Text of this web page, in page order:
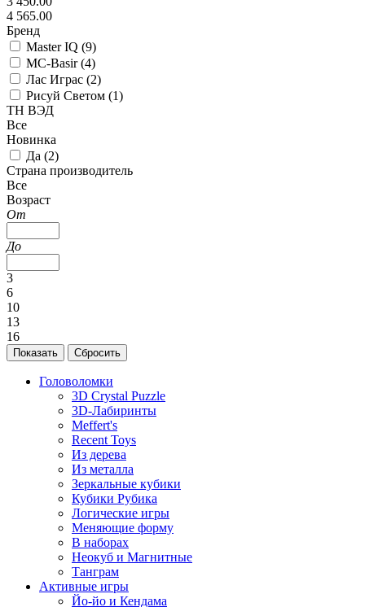
4 565.00
Бренд
Master IQ (9)
MC-Basir (4)
Лас Играс (2)
Рисуй Светом (1)
ТН ВЭД
Все
Новинка
Да (2)
Страна производитель
Все
Возраст
От
До
3
6
10
13
16
Головоломки
3D Crystal Puzzle
3D-Лабиринты
Meffert's
Recent Toys
Из дерева
Из металла
Зеркальные кубики
Кубики Рубика
Логические игры
Меняющие форму
В наборах
Неокуб и Магнитные
Танграм
Активные игры
Йо-йо и Кендама